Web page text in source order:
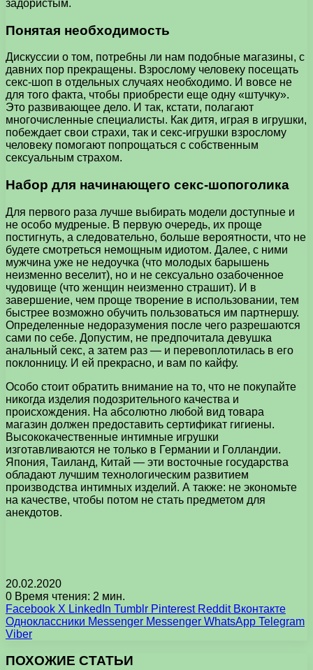
задористым.
Понятая необходимость
Дискуссии о том, потребны ли нам подобные магазины, с
давних пор прекращены. Взрослому человеку посещать
секс-шоп в отдельных случаях необходимо. И вовсе не
для того факта, чтобы приобрести еще одну «штучку».
Это развивающее дело. И так, кстати, полагают
многочисленные специалисты. Как дитя, играя в игрушки,
побеждает свои страхи, так и секс-игрушки взрослому
человеку помогают попрощаться с собственным
сексуальным страхом.
Набор для начинающего секс-шопоголика
Для первого раза лучше выбирать модели доступные и
не особо мудреные. В первую очередь, их проще
постигнуть, а следовательно, больше вероятности, что не
будете смотреться немощным идиотом. Далее, с ними
мужчина уже не недоучка (что молодых барышень
неизменно веселит), но и не сексуально озабоченное
чудовище (что женщин неизменно страшит). И в
завершение, чем проще творение в использовании, тем
быстрее возможно обучить пользоваться им партнершу.
Определенные недоразумения после чего разрешаются
сами по себе. Допустим, не предпочитала девушка
анальный секс, а затем раз — и перевоплотилась в его
поклонницу. И ей прекрасно, и вам по кайфу.
Особо стоит обратить внимание на то, что не покупайте
никогда изделия подозрительного качества и
происхождения. На абсолютно любой вид товара
магазин должен предоставить сертификат гигиены.
Высококачественные интимные игрушки
изготавливаются не только в Германии и Голландии.
Япония, Таиланд, Китай — эти восточные государства
обладают лучшим технологическим развитием
производства интимных изделий. А также: не экономьте
на качестве, чтобы потом не стать предметом для
анекдотов.
20.02.2020
0 Время чтения: 2 мин.
Facebook X LinkedIn Tumblr Pinterest Reddit Вконтакте
Одноклассники Messenger Messenger WhatsApp Telegram
Viber
ПОХОЖИЕ СТАТЬИ